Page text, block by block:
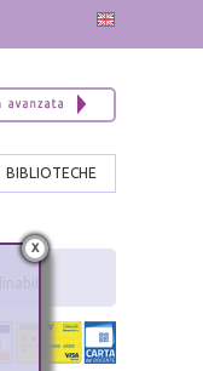
BIBLIOTECHE
x